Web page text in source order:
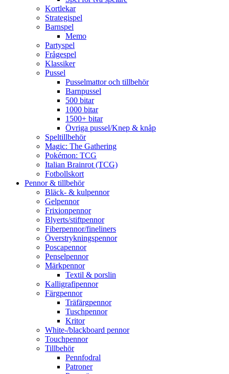
Kortlekar
Strategispel
Barnspel
Memo
Partyspel
Frågespel
Klassiker
Pussel
Pusselmattor och tillbehör
Barnpussel
500 bitar
1000 bitar
1500+ bitar
Övriga pussel/Knep & knåp
Speltillbehör
Magic: The Gathering
Pokémon: TCG
Italian Brainrot (TCG)
Fotbollskort
Pennor & tillbehör
Bläck- & kulpennor
Gelpennor
Frixionpennor
Blyerts/stiftpennor
Fiberpennor/fineliners
Överstrykningspennor
Poscapennor
Penselpennor
Märkpennor
Textil & porslin
Kalligrafipennor
Färgpennor
Träfärgpennor
Tuschpennor
Kritor
White-/blackboard pennor
Touchpennor
Tillbehör
Pennfodral
Patroner